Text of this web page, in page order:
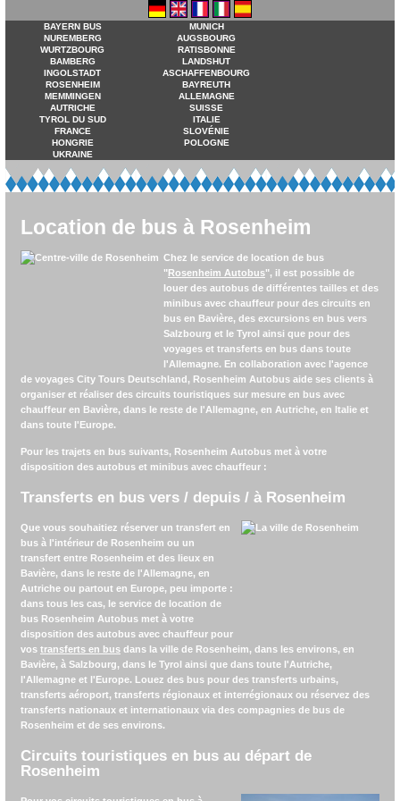
Location de bus à Rosenheim
Chez le service de location de bus
"Rosenheim Autobus", il est possible de
louer des autobus de différentes tailles et des
minibus avec chauffeur pour des circuits en
bus en Bavière, des excursions en bus vers
Salzbourg et le Tyrol ainsi que pour des
voyages et transferts en bus dans toute
l'Allemagne. En collaboration avec l'agence
de voyages City Tours Deutschland, Rosenheim Autobus aide ses clients à
organiser et réaliser des circuits touristiques sur mesure en bus avec
chauffeur en Bavière, dans le reste de l'Allemagne, en Autriche, en Italie et
dans toute l'Europe.
Pour les trajets en bus suivants, Rosenheim Autobus met à votre
disposition des autobus et minibus avec chauffeur :
Transferts en bus vers / depuis / à Rosenheim
Que vous souhaitiez réserver un transfert en
bus à l'intérieur de Rosenheim ou un
transfert entre Rosenheim et des lieux en
Bavière, dans le reste de l'Allemagne, en
Autriche ou partout en Europe, peu importe :
dans tous les cas, le service de location de
bus Rosenheim Autobus met à votre
disposition des autobus avec chauffeur pour
vos transferts en bus dans la ville de Rosenheim, dans les environs, en
Bavière, à Salzbourg, dans le Tyrol ainsi que dans toute l'Autriche,
l'Allemagne et l'Europe. Louez des bus pour des transferts urbains,
transferts aéroport, transferts régionaux et interrégionaux ou réservez des
transferts nationaux et internationaux via des compagnies de bus de
Rosenheim et de ses environs.
Circuits touristiques en bus au départ de
Rosenheim
BAYERN BUS
MUNICH
NUREMBERG
AUGSBOURG
WURTZBOURG
RATISBONNE
BAMBERG
LANDSHUT
INGOLSTADT
ASCHAFFENBOURG
ROSENHEIM
BAYREUTH
MEMMINGEN
ALLEMAGNE
AUTRICHE
SUISSE
TYROL DU SUD
ITALIE
FRANCE
SLOVÉNIE
HONGRIE
POLOGNE
UKRAINE